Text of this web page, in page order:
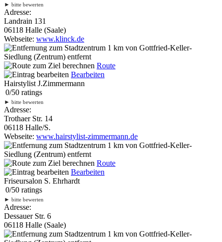
► bitte bewerten
Adresse:
Landrain 131
06118 Halle (Saale)
Webseite: www.klinck.de
1 km von Gottfried-Keller-
Siedlung (Zentrum) entfernt
Route
Bearbeiten
Hairstylist J.Zimmermann
0/50 ratings
► bitte bewerten
Adresse:
Trothaer Str. 14
06118 Halle/S.
Webseite: www.hairstylist-zimmermann.de
1 km von Gottfried-Keller-
Siedlung (Zentrum) entfernt
Route
Bearbeiten
Friseursalon S. Ehrhardt
0/50 ratings
► bitte bewerten
Adresse:
Dessauer Str. 6
06118 Halle (Saale)
1 km von Gottfried-Keller-